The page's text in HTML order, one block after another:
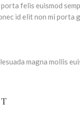
felis euismod
id elit non mi porta
magna mollis